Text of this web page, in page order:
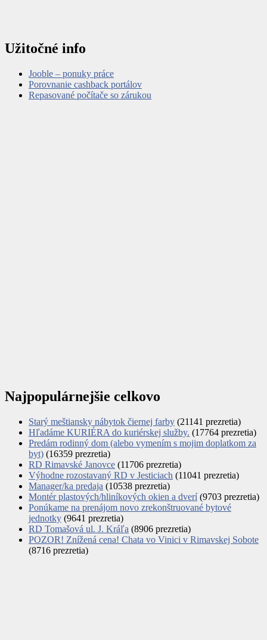
Užitočné info
Jooble – ponuky práce
Porovnanie cashback portálov
Repasované počítače so zárukou
Najpopulárnejšie celkovo
Starý meštiansky nábytok čiernej farby (21141 prezretia)
Hľadáme KURIÉRA do kuriérskej služby. (17764 prezretia)
Predám rodinný dom (alebo vymením s mojim doplatkom za
byt) (16359 prezretia)
RD Rimavské Janovce (11706 prezretia)
Výhodne rozostavaný RD v Jesticiach (11041 prezretia)
Manager/ka predaja (10538 prezretia)
Montér plastových/hliníkových okien a dverí(9703 prezretia)
Ponúkame na prenájom novo zrekonštruované bytové
jednotky (9641 prezretia)
RD Tomašová ul. J. Kráľa (8906 prezretia)
POZOR! Znížená cena! Chata vo Vinici v Rimavskej Sobote
(8716 prezretia)